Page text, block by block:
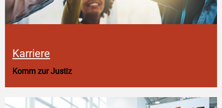
Karriere
Komm zur Justiz